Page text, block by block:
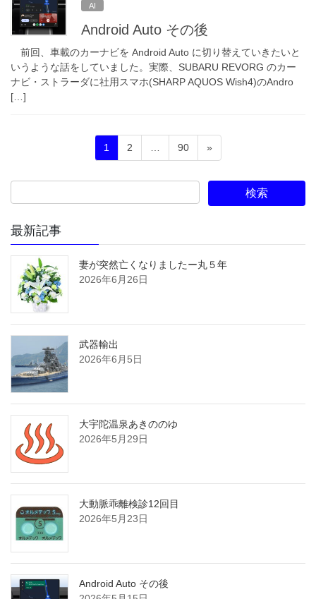
AI
Android Auto その後
前回、車載のカーナビを Android Auto に切り替えていきたいと
いうような話をしていました。実際、SUBARU REVORG のカー
ナビ・ストラーダに社用スマホ(SHARP AQUOS Wish4)のAndro
[…]
の
ペ
ー
ジ
送
り
固
定
ペ
1
固
定
ペ
2
固
定
ペ
90 »
最新記事
妻が突然亡くなりましたー丸５年
2026年6月26日
武器輸出
2026年6月5日
大宇陀温泉あきののゆ
2026年5月29日
大動脈乖離検診12回目
2026年5月23日
Android Auto その後